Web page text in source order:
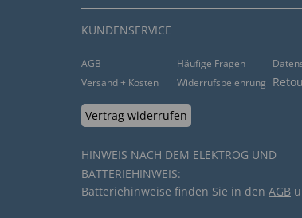
KUNDENSERVICE
AGB Häufige Fragen
Versand + Kosten
Widerrufsbelehrung
Vertrag widerrufen
HINWEIS NACH DEM ELEKTROG UND
BATTERIEHINWEIS:
Batteriehinweise finden Sie in den AGB